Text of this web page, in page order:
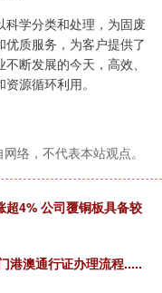
学分类和处理，为固废
质服务，为客户提供了
断发展的今天，高效、
源循环利用。
络，不代表本站观点。
超4% 公司覆铜板具备较
港澳通行证办理流程.....